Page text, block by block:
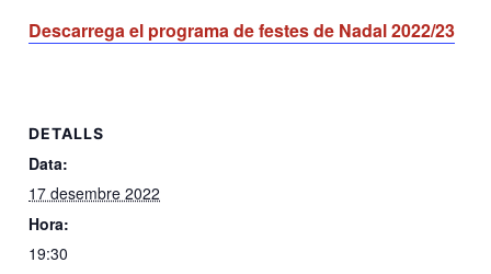
Descarrega el programa de festes de Nadal 2022/23
DETALLS
Data:
17 desembre 2022
Hora:
19:30